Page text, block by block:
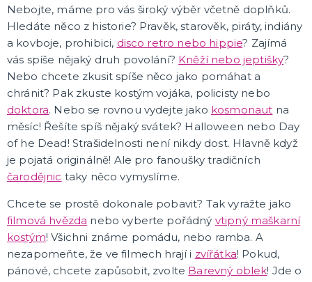
Nebojte, máme pro vás široký výběr včetně doplňků.
Hledáte něco z historie? Pravěk, starověk, piráty, indiány
a kovboje, prohibici, disco retro nebo hippie? Zajímá
vás spíše nějaký druh povolání? Kněží nebo jeptišky?
Nebo chcete zkusit spíše něco jako pomáhat a
chránit? Pak zkuste kostým vojáka, policisty nebo
doktora. Nebo se rovnou vydejte jako kosmonaut na
měsíc! Řešíte spíš nějaký svátek? Halloween nebo Day
of he Dead! Strašidelnosti není nikdy dost. Hlavně když
je pojatá originálně! Ale pro fanoušky tradičních
čarodějnic taky něco vymyslíme.
Chcete se prostě dokonale pobavit? Tak vyražte jako
filmová hvězda nebo vyberte pořádný vtipný maškarní
kostým! Všichni známe pomádu, nebo ramba. A
nezapomeňte, že ve filmech hrají i zvířátka! Pokud,
pánové, chcete zapůsobit, zvolte Barevný oblek! Jde o